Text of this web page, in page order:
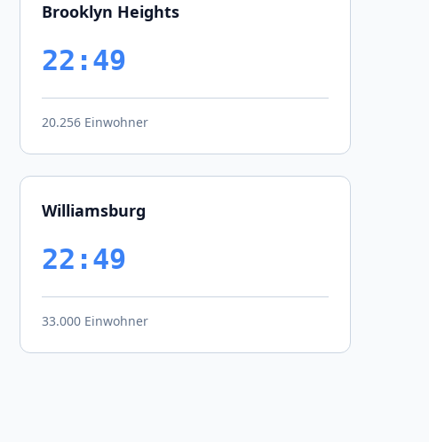
Brooklyn Heights
22:49
20.256 Einwohner
Williamsburg
22:49
33.000 Einwohner